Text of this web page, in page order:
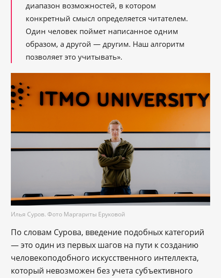
диапазон возможностей, в котором
конкретный смысл определяется читателем.
Один человек поймет написанное одним
образом, а другой — другим. Наш алгоритм
позволяет это учитывать».
Илья Суров. Фото Маргариты Еруковой
По словам Сурова, введение подобных категорий
— это один из первых шагов на пути к созданию
человекоподобного искусственного интеллекта,
который невозможен без учета субъективного